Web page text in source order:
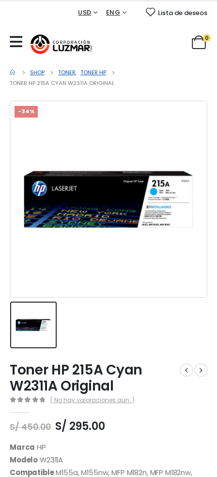
USD ENG Lista de deseos
0
SHOP TONER, TONER HP
TONER HP 215A CYAN W2311A ORIGINAL
-34%
Toner HP 215A Cyan
W2311A Original
( No hay valoraciones aún. )
S/450.00 El
precio
era:
S/ 450.00.
S/ 295.00El
S/ 295.00.
Marca HP
ModeloW2311A
CompatibleM155a, M155nw, MFP M182n, MFP M182nw,